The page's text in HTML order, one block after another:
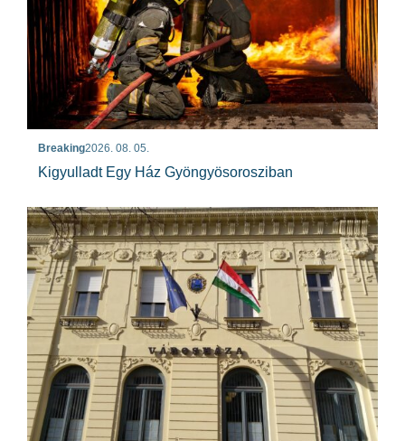
Breaking2026. 08. 05.
Kigyulladt Egy Ház Gyöngyösorosziban